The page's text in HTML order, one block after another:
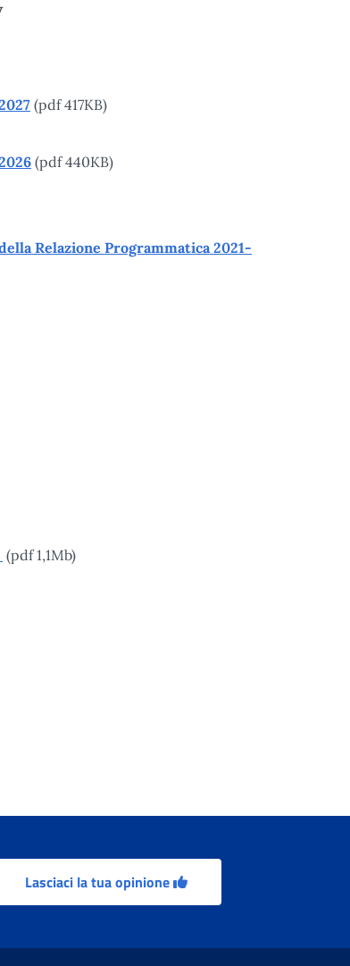
(pdf 417KB)
(pdf 440KB)
Relazione Programmatica 2021-
(pdf 1,1Mb)
Lasciaci la tua opinione